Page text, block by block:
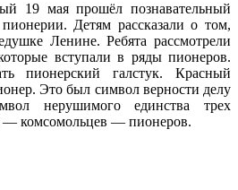
19 мая прошёл познавательный
Детям рассказали о том,
Ленине. Ребята рассмотрели
вступали в ряды пионеров.
пионерский галстук. Красный
Это был символ верности делу
нерушимого единства трех
— комсомольцев — пионеров.